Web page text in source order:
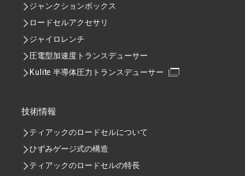
ジャンクションボックス
ロードセルアクセサリ
ジャイロレンチ
圧電型加速度トランスデューサー
Kulite 半導体圧力トランスデューサー
技術情報
ティアックのロードセルについて
ひずみゲージ式の構造
ティアックのロードセルの特長